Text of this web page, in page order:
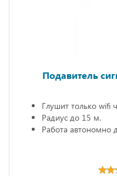
Подавитель
Глушит только
Радиус до 15 м.
Работа автономно